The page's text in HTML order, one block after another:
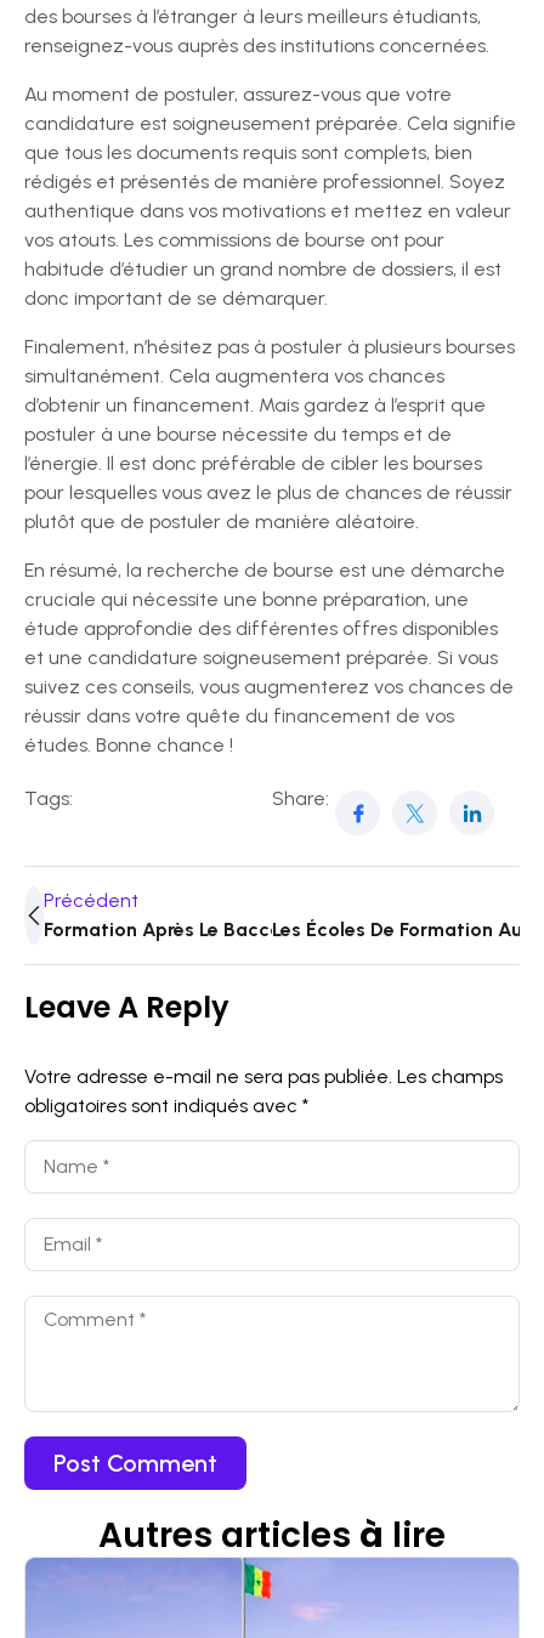
des bourses à l’étranger à leurs meilleurs étudiants,
renseignez-vous auprès des institutions concernées.
Au moment de postuler, assurez-vous que votre
candidature est soigneusement préparée. Cela signifie
que tous les documents requis sont complets, bien
rédigés et présentés de manière professionnel. Soyez
authentique dans vos motivations et mettez en valeur
vos atouts. Les commissions de bourse ont pour
habitude d’étudier un grand nombre de dossiers, il est
donc important de se démarquer.
Finalement, n’hésitez pas à postuler à plusieurs bourses
simultanément. Cela augmentera vos chances
d’obtenir un financement. Mais gardez à l’esprit que
postuler à une bourse nécessite du temps et de
l’énergie. Il est donc préférable de cibler les bourses
pour lesquelles vous avez le plus de chances de réussir
plutôt que de postuler de manière aléatoire.
En résumé, la recherche de bourse est une démarche
cruciale qui nécessite une bonne préparation, une
étude approfondie des différentes offres disponibles
et une candidature soigneusement préparée. Si vous
suivez ces conseils, vous augmenterez vos chances de
réussir dans votre quête du financement de vos
études. Bonne chance !
Tags: Share:
Précédent
Formation Après Le Baccalauréat : Les Différentes
Les Écoles De Formation Au
Leave A Reply
Votre adresse e-mail ne sera pas publiée. Les champs
obligatoires sont indiqués avec *
Autres articles à lire